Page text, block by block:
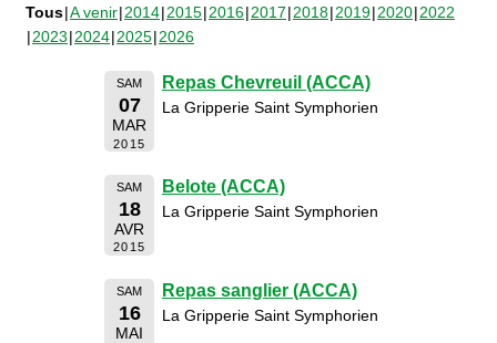
Tous A venir 2014 2015 2016 2017 2018 2019 2020 2022
2023 2024 2025 2026
SAM
07
MAR
2015
Repas Chevreuil (ACCA)
La Gripperie Saint Symphorien
SAM
18
AVR
2015
Belote (ACCA)
La Gripperie Saint Symphorien
SAM
16
MAI
Repas sanglier (ACCA)
La Gripperie Saint Symphorien